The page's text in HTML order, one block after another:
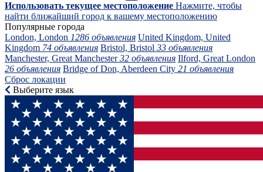
Использовать текущее местоположение Нажмите, чтобы
найти ближайший город к вашему местоположению
Популярные города
London, London 1286 объявления United Kingdom, United
Kingdom 74 объявления Bristol, Bristol 33 объявления
Manchester, Great Manchester32 объявления Ilford, Great London
26 объявления Bridge of Don, Aberdeen City 21 объявления
Сброс локации
Выберите язык